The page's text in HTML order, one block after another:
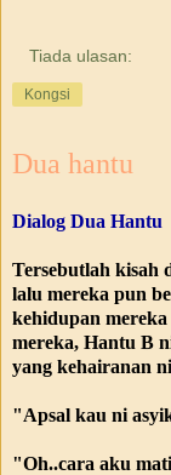
Tiada ulasan:
Kongsi
Dua hantu
Dialog Dua Hantu
Tersebutlah kisah
lalu mereka pun
kehidupan
mereka, Hantu B
yang kehairanan
"Apsal kau ni
"Oh..cara aku